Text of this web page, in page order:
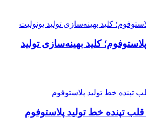
کلید بهینه‌سازی تولید